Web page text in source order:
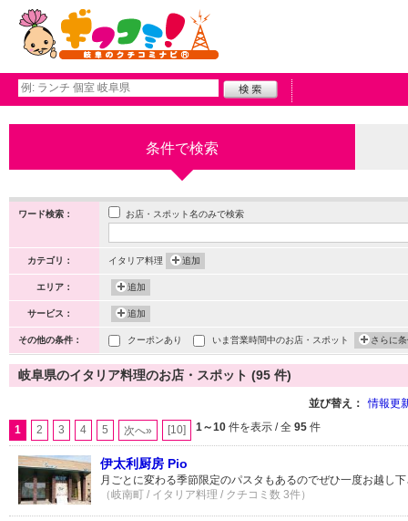
条件で検索
ワード検索： お店・スポット名のみで検索
カテゴリ： イタリア料理 追加
エリア： 追加
サービス： 追加
その他の条件： クーポンあり いま営業時間中のお店・スポット さらに
岐阜県のイタリア料理のお店・スポット (95 件)
並び替え： 情報更
1 2 3 4 5 次へ» [10] 1～10 件を表示 / 全 95 件
伊太利厨房 Pio
月ごとに変わる季節限定のパスタもあるのでぜひ一度お越し
（岐南町 / イタリア料理 / クチコミ数 3件）